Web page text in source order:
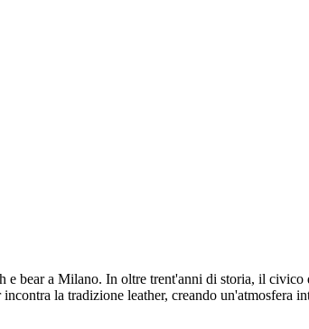
bear a Milano. In oltre trent'anni di storia, il
la tradizione leather, creando un'atmosfera